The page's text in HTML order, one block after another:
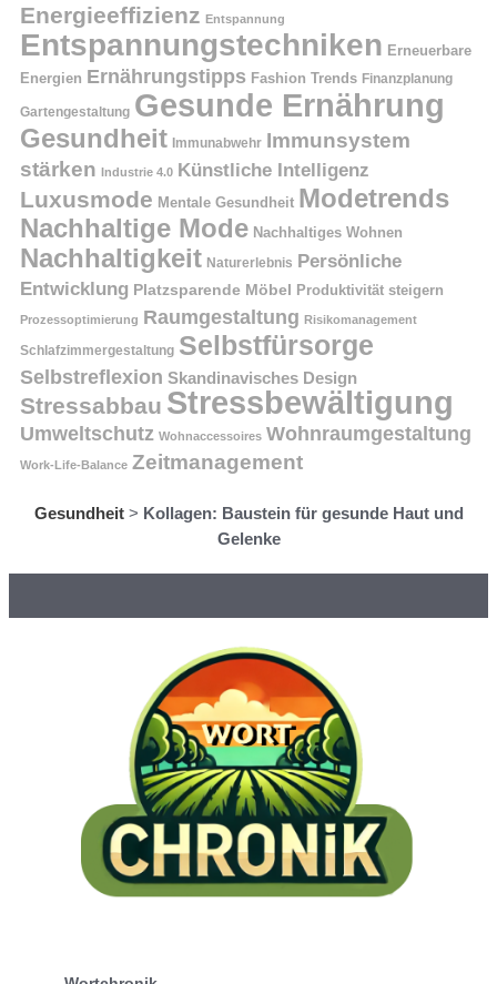
Energieeffizienz Entspannung
Entspannungstechniken Erneuerbare
Energien Ernährungstipps Fashion Trends Finanzplanung
Gartengestaltung Gesunde Ernährung
Gesundheit Immunabwehr Immunsystem
stärken Industrie 4.0 Künstliche Intelligenz
Luxusmode Mentale Gesundheit Modetrends
Nachhaltige Mode Nachhaltiges Wohnen
Nachhaltigkeit Naturerlebnis Persönliche
Entwicklung Platzsparende Möbel Produktivität steigern
Prozessoptimierung Raumgestaltung Risikomanagement
Schlafzimmergestaltung Selbstfürsorge
Selbstreflexion Skandinavisches Design
Stressabbau Stressbewältigung
Umweltschutz Wohnaccessoires Wohnraumgestaltung
Work-Life-Balance Zeitmanagement
Gesundheit> Kollagen: Baustein für gesunde Haut und
Gelenke